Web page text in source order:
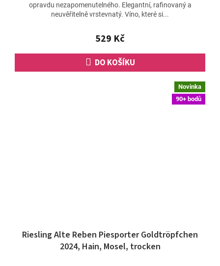
529 Kč
DO KOŠÍKU
opravdu nezapomenutelného. Elegantní, rafinovaný a
neuvěřitelně vrstevnatý. Víno, které si...
Novinka
90+ bodů
Riesling Alte Reben Piesporter Goldtröpfchen
2024, Hain, Mosel, trocken